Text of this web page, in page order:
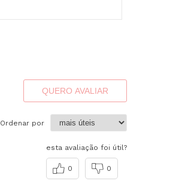
QUERO AVALIAR
Ordenar por
esta avaliação foi útil?
0 0